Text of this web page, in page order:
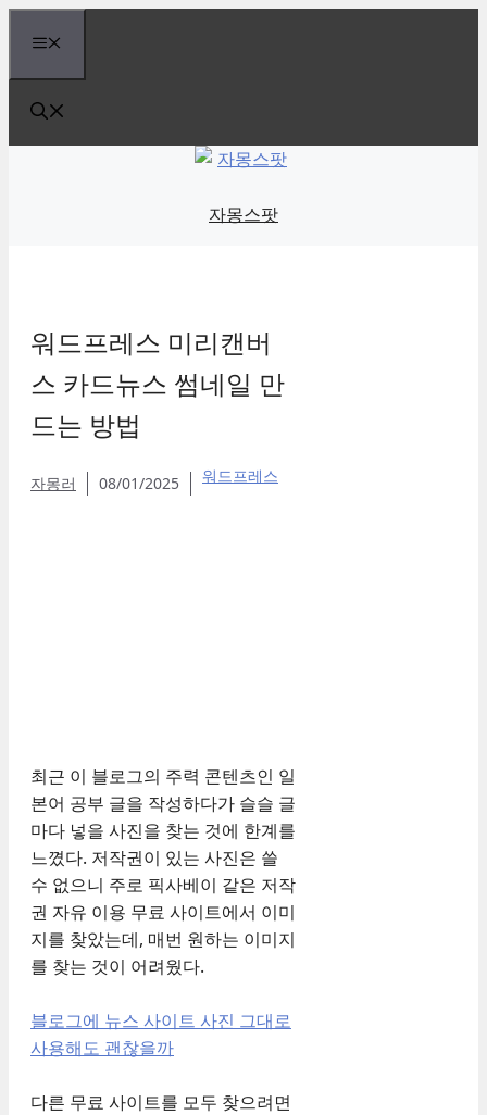
content
자몽스팟
워드프레스 미리캔버
스 카드뉴스 썸네일 만
드는 방법
자몽러 08/01/2025 워드프레스
최근 이 블로그의 주력 콘텐츠인 일
본어 공부 글을 작성하다가 슬슬 글
마다 넣을 사진을 찾는 것에 한계를
느꼈다. 저작권이 있는 사진은 쓸
수 없으니 주로 픽사베이 같은 저작
권 자유 이용 무료 사이트에서 이미
지를 찾았는데, 매번 원하는 이미지
를 찾는 것이 어려웠다.
블로그에 뉴스 사이트 사진 그대로
사용해도 괜찮을까
다른 무료 사이트를 모두 찾으려면